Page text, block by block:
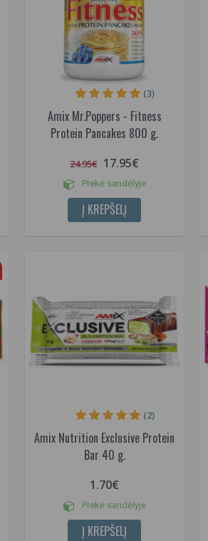
Amix Mr.Poppers - Fitness
Protein Pancakes 800 g.
(3)
24.95€ 17.95€
Prekė sandėlyje
Į KREPŠELĮ
Amix Nutrition Exclusive Protein
Bar 40 g.
(2)
1.70€
Prekė sandėlyje
Į KREPŠELĮ